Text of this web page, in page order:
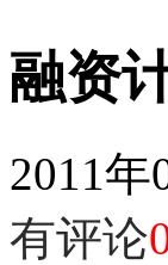
融资
2011年
有评论